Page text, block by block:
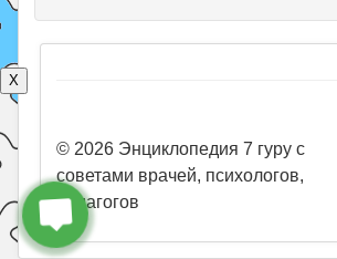
X
© 2026 Энциклопедия 7 гуру с
советами врачей, психологов,
педагогов